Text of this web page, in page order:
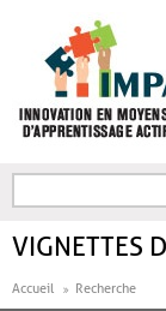
FORMULAIRE DE
VIGNETTES
Accueil Recherche